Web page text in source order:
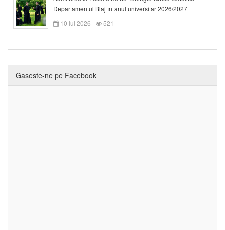
Departamentul Blaj în anul universitar 2026/2027
10 Iul 2026
521
Gaseste-ne pe Facebook